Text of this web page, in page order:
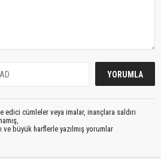
edici cümleler veya imalar, inançlara saldırı
büyük harflerle yazılmış yorumlar